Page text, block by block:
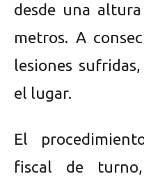
desde una
metros. A
lesiones
el lugar.
El
fiscal de